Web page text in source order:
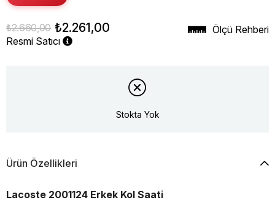
₺2.660,00 ₺2.261,00
Resmi Satıcı
Ölçü Rehberi
Stokta Yok
Ürün Özellikleri
Lacoste 2001124 Erkek Kol Saati